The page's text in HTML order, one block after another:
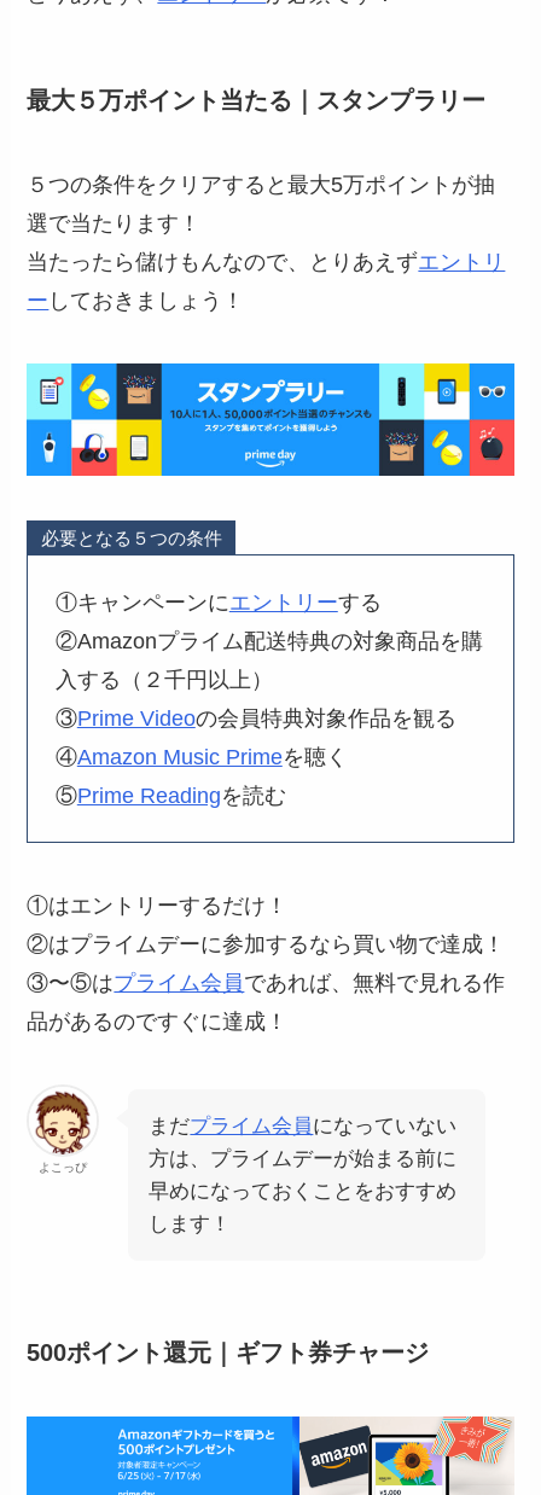
最大５万ポイント当たる｜スタンプラリー
５つの条件をクリアすると最大5万ポイントが抽
選で当たります！
当たったら儲けもんなので、とりあえずエントリ
ー しておきましょう！
必要となる５つの条件
①キャンペーンにエントリーする
②Amazonプライム配送特典の対象商品を購
入する（２千円以上）
③Prime Videoの会員特典対象作品を観る
④Amazon Music Primeを聴く
⑤Prime Readingを読む
①はエントリーするだけ！
②はプライムデーに参加するなら買い物で達成！
③〜⑤はプライム会員であれば、無料で見れる作
品があるのですぐに達成！
よこっぴ
まだプライム会員になっていない
方は、プライムデーが始まる前に
早めになっておくことをおすすめ
します！
500ポイント還元｜ギフト券チャージ